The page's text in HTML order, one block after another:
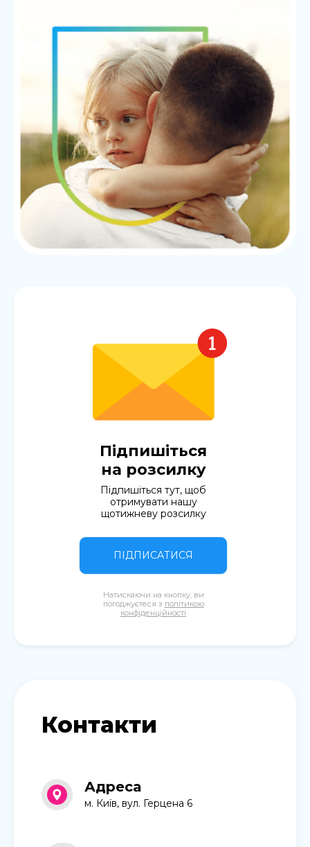
Підпишіться
на розсилку
Підпишіться тут, щоб
отримувати нашу
щотижневу розсилку
ПІДПИСАТИСЯ
Натискаючи на кнопку, ви
погоджуєтеся з політикою
конфіденційності
Контакти
Адреса
м. Київ, вул. Герцена 6